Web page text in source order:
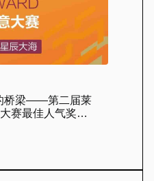
桥梁——第二届莱
赛最佳人气奖揭